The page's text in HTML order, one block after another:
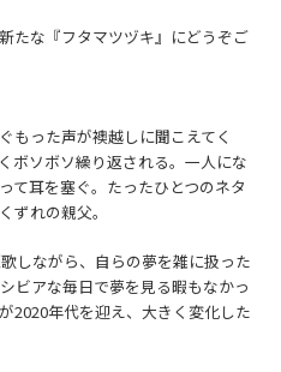
たな『フタマツヅキ』にどうぞご
もった声が襖越しに聞こえてく
ボソボソ繰り返される。一人にな
て耳を塞ぐ。たったひとつのネタ
ずれの親父。
しながら、自らの夢を雑に扱った
ビアな毎日で夢を見る暇もなかっ
2020年代を迎え、大きく変化した